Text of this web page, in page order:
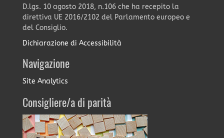
D.lgs. 10 agosto 2018, n.106 che ha recepito la
direttiva UE 2016/2102 del Parlamento europeo e
del Consiglio.
Dichiarazione di Accessibilità
Navigazione
Site Analytics
Consigliere/a di parità